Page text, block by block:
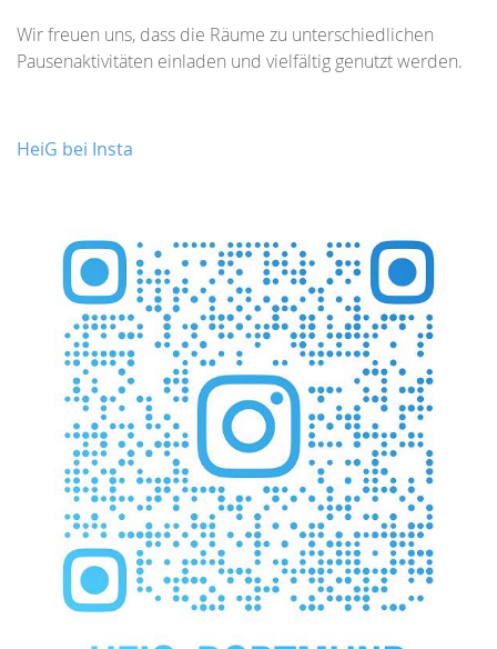
Wir freuen uns, dass die Räume zu unterschiedlichen
Pausenaktivitäten einladen und vielfältig genutzt werden.
HeiG bei Insta